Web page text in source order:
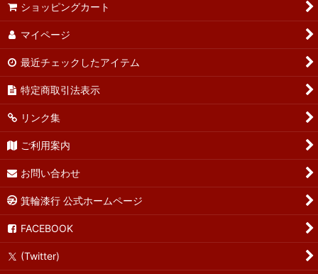
ショッピングカート
マイページ
最近チェックしたアイテム
特定商取引法表示
リンク集
ご利用案内
お問い合わせ
箕輪漆行 公式ホームページ
FACEBOOK
(Twitter)